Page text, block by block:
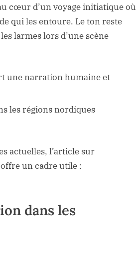
cœur d’un voyage initiatique où
qui les entoure. Le ton reste
larmes lors d’une scène
une narration humaine et
les régions nordiques
actuelles, l’article sur
un cadre utile :
dans les